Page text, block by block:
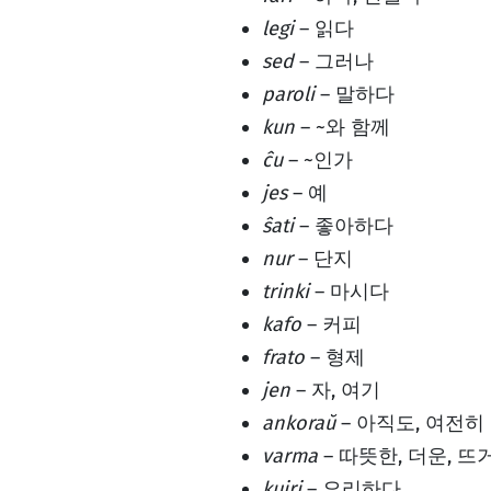
legi– 읽다
sed– 그러나
paroli– 말하다
kun – ~와 함께
ĉu– ~인가
jes– 예
ŝati– 좋아하다
nur– 단지
trinki– 마시다
kafo – 커피
frato – 형제
jen – 자, 여기
ankoraŭ– 아직도, 여전히
varma – 따뜻한, 더운, 뜨